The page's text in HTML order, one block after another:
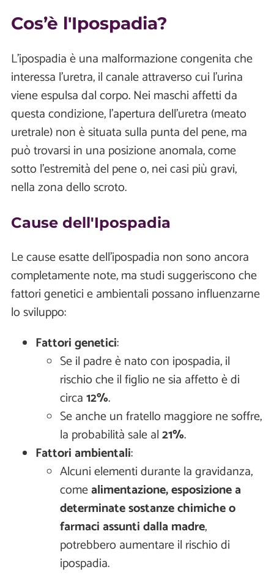
Cos’è l'Ipospadia?
L'ipospadia è una malformazione congenita che
interessa l'uretra, il canale attraverso cui l'urina
viene espulsa dal corpo. Nei maschi affetti da
questa condizione, l'apertura dell'uretra (meato
uretrale) non è situata sulla punta del pene, ma
può trovarsi in una posizione anomala, come
sotto l'estremità del pene o, nei casi più gravi,
nella zona dello scroto.
Cause dell'Ipospadia
Le cause esatte dell'ipospadia non sono ancora
completamente note, ma studi suggeriscono che
fattori genetici e ambientali possano influenzarne
lo sviluppo:
Fattori genetici:
Se il padre è nato con ipospadia, il
rischio che il figlio ne sia affetto è di
circa12%.
Se anche un fratello maggiore ne soffre,
la probabilità sale al21%.
Fattori ambientali:
Alcuni elementi durante la gravidanza,
comealimentazione, esposizione a
determinate sostanze chimiche o
farmaci assunti dalla madre,
potrebbero aumentare il rischio di
ipospadia.